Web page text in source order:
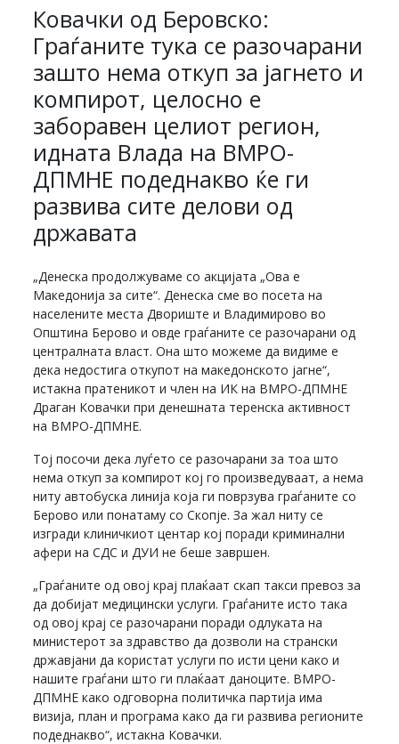
Ковачки од Беровско:
Граѓаните тука се разочарани
зашто нема откуп за јагнето и
компирот, целосно е
заборавен целиот регион,
идната Влада на ВМРО-
ДПМНЕ подеднакво ќе ги
развива сите делови од
државата
„Денеска продолжуваме со акцијата „Ова е
Македонија за сите“. Денеска сме во посета на
населените места Двориште и Владимирово во
Општина Берово и овде граѓаните се разочарани од
централната власт. Она што можеме да видиме е
дека недостига откупот на македонското јагне“,
истакна пратеникот и член на ИК на ВМРО-ДПМНЕ
Драган Ковачки при денешната теренска активност
на ВМРО-ДПМНЕ.
Тој посочи дека луѓето се разочарани за тоа што
нема откуп за компирот кој го произведуваат, а нема
ниту автобуска линија која ги поврзува граѓаните со
Берово или понатаму со Скопје. За жал ниту се
изгради клиничкиот центар кој поради криминални
афери на СДС и ДУИ не беше завршен.
„Граѓаните од овој крај плаќаат скап такси превоз за
да добијат медицински услуги. Граѓаните исто така
од овој крај се разочарани поради одлуката на
министерот за здравство да дозволи на странски
државјани да користат услуги по исти цени како и
нашите граѓани што ги плаќаат даноците. ВМРО-
ДПМНЕ како одговорна политичка партија има
визија, план и програма како да ги развива регионите
подеднакво“, истакна Ковачки.